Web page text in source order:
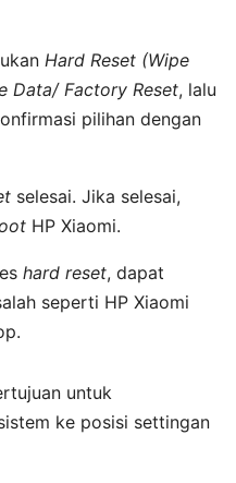
Hard Reset (Wipe
Data/ Factory Reset, lalu
pilihan dengan
selesai. Jika selesai,
HP Xiaomi.
hard reset, dapat
seperti HP Xiaomi
untuk
ke posisi settingan